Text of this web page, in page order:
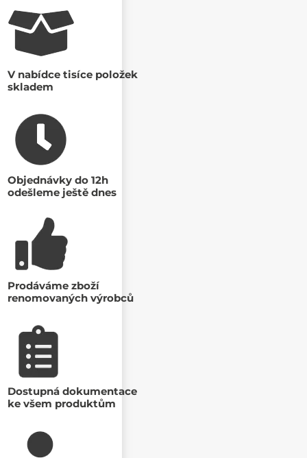
V nabídce tisíce položek
skladem
Objednávky do 12h
odešleme ještě dnes
Prodáváme zboží
renomovaných výrobců
Dostupná dokumentace
ke všem produktům